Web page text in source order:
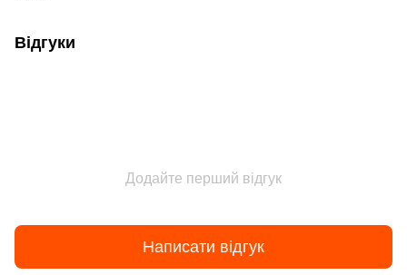
Відгуки
Додайте перший відгук
Написати відгук